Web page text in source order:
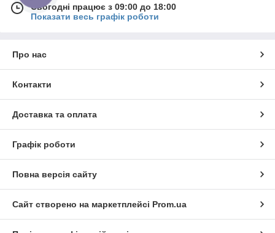
Сьогодні працює з 09:00 до 18:00
Показати весь графік роботи
Про нас
Контакти
Доставка та оплата
Графік роботи
Повна версія сайту
Сайт створено на маркетплейсі Prom.ua